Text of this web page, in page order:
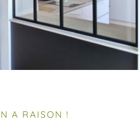
A RAISON !